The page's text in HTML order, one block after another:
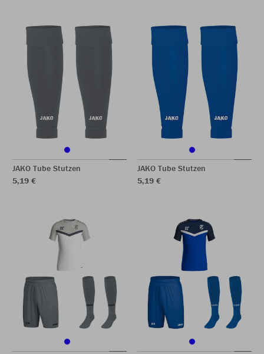
JAKO Tube Stutzen
5,19 €
JAKO Tube Stutzen
5,19 €